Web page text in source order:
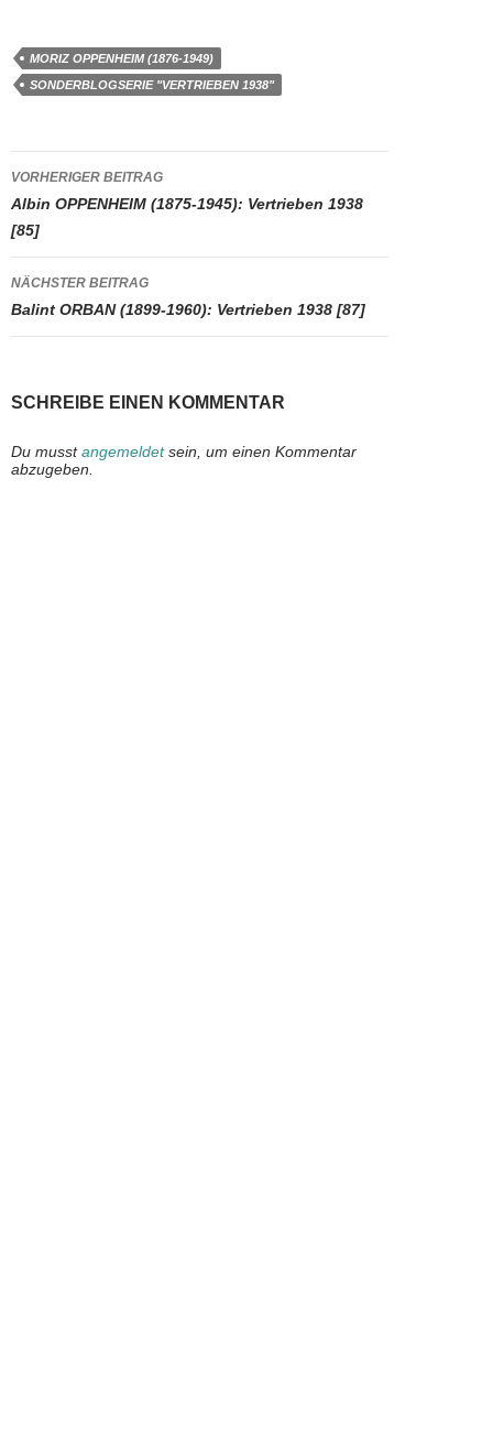
c
e
o
o
st
o
o
n
ail e
n
MORIZ OPPENHEIM (1876-1949)
SONDERBLOGSERIE "VERTRIEBEN 1938"
Beitragsnavigation
VORHERIGER BEITRAG
Albin OPPENHEIM (1875-1945): Vertrieben 1938
[85]
NÄCHSTER BEITRAG
Balint ORBAN (1899-1960): Vertrieben 1938 [87]
SCHREIBE EINEN KOMMENTAR
Du musstangemeldetsein, um einen Kommentar
abzugeben.